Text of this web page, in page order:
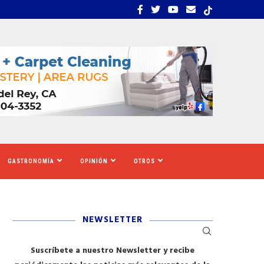
ESTRÉS, INCERTIDUMBRE Y MIEDO... CALIFORNIA SE
GASTRONOMÍA OPINIÓN OTROS
NEWSLETTER
Suscríbete a nuestro Newsletter y recibe